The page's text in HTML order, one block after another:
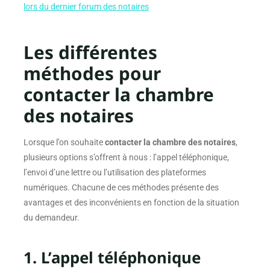
lors du dernier forum des notaires
Les différentes
méthodes pour
contacter la chambre
des notaires
Lorsque l’on souhaitecontacter la chambre des notaires,
plusieurs options s’offrent à nous : l’appel téléphonique,
l’envoi d’une lettre ou l’utilisation des plateformes
numériques. Chacune de ces méthodes présente des
avantages et des inconvénients en fonction de la situation
du demandeur.
1. L’appel téléphonique